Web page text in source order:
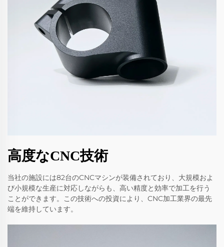
高度なCNC技術
当社の施設には82台のCNCマシンが装備されており、大規模およ
び小規模な生産に対応しながらも、高い精度と効率で加工を行う
ことができます。この技術への投資により、CNC加工業界の最先
端を維持しています。